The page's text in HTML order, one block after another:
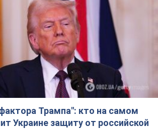
Трампа": кто на самом
Украине защиту от российской